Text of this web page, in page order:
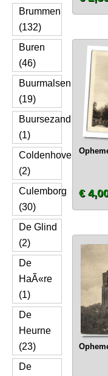
Brummen
(132)
Buren
(46)
Buurmalsen
(19)
Buursezand
(1)
Coldenhove
(2)
Culemborg
(30)
De Glind
(2)
De
HaÃ«re
(1)
De
Heurne
(23)
De
€